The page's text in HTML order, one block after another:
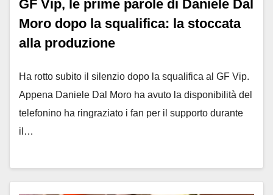
GF Vip, le prime parole di Daniele Dal
Moro dopo la squalifica: la stoccata
alla produzione
Ha rotto subito il silenzio dopo la squalifica al GF Vip.
Appena Daniele Dal Moro ha avuto la disponibilità del
telefonino ha ringraziato i fan per il supporto durante
il…